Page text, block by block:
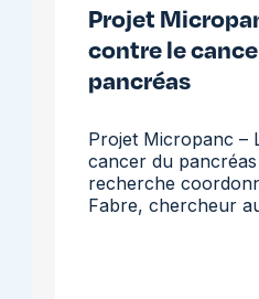
Projet
contre le
pancréas
Projet Micropanc –
cancer du
recherche
Fabre, chercheur